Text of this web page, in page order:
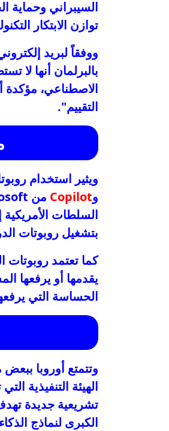
السيبراني وحماية
توازن الابتكار
ووفقاً لبريد
بالبرلمان أنها لا
الاصطناعي، مؤكدة
التقييم".
ويثير استخدام
وCopilot من Microsoft و
السلطات
بتشغيل روبوتات
كما تعتمد روبوتات
يقدمها أو يرفعها
الحساسة التي
وتتمتع أوروبا
تشريعية جديدة
الكبرى لنماذج